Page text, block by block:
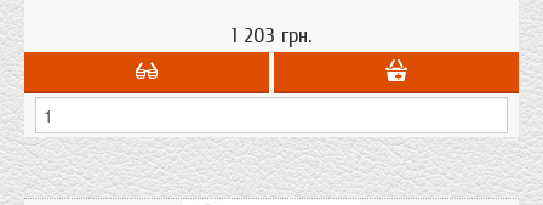
1 203 грн.